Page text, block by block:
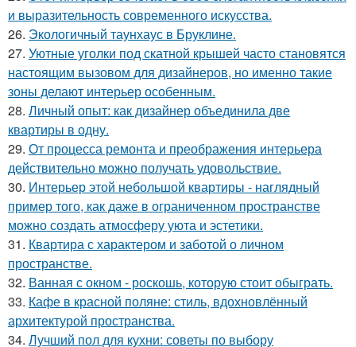
и выразительность современного искусства.
26. Экологичный таунхаус в Бруклине.
27. Уютные уголки под скатной крышей часто становятся
настоящим вызовом для дизайнеров, но именно такие
зоны делают интерьер особенным.
28. Личный опыт: как дизайнер объединила две
квартиры в одну.
29. От процесса ремонта и преображения интерьера
действительно можно получать удовольствие.
30. Интерьер этой небольшой квартиры - наглядный
пример того, как даже в ограниченном пространстве
можно создать атмосферу уюта и эстетики.
31. Квартира с характером и заботой о личном
пространстве.
32. Ванная с окном - роскошь, которую стоит обыграть.
33. Кафе в красной поляне: стиль, вдохновлённый
архитектурой пространства.
34. Лучший пол для кухни: советы по выбору